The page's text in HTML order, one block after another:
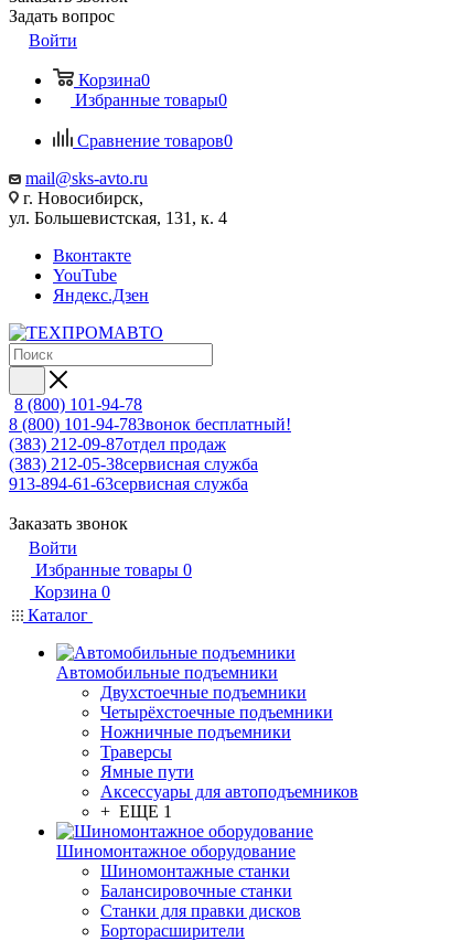
Задать вопрос
Войти
Корзина0
Избранные товары0
Сравнение товаров0
mail@sks-avto.ru
г. Новосибирск,
ул. Большевистская, 131, к. 4
Вконтакте
YouTube
Яндекс.Дзен
8 (800) 101-94-78
8 (800) 101-94-78Звонок бесплатный!
(383) 212-09-87отдел продаж
(383) 212-05-38сервисная служба
913-894-61-63сервисная служба
Заказать звонок
Войти
Избранные товары 0
Корзина 0
Каталог
Автомобильные подъемники
Двухстоечные подъемники
Четырёхстоечные подъемники
Ножничные подъемники
Траверсы
Ямные пути
Аксессуары для автоподъемников
+ ЕЩЕ 1
Шиномонтажное оборудование
Шиномонтажные станки
Балансировочные станки
Станки для правки дисков
Борторасширители